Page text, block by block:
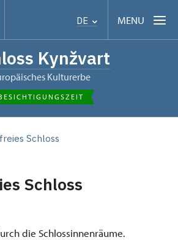
DE MENU
Kynžvart
Kulturerbe
Schloss
Schloss
die Schlossinnenräume.